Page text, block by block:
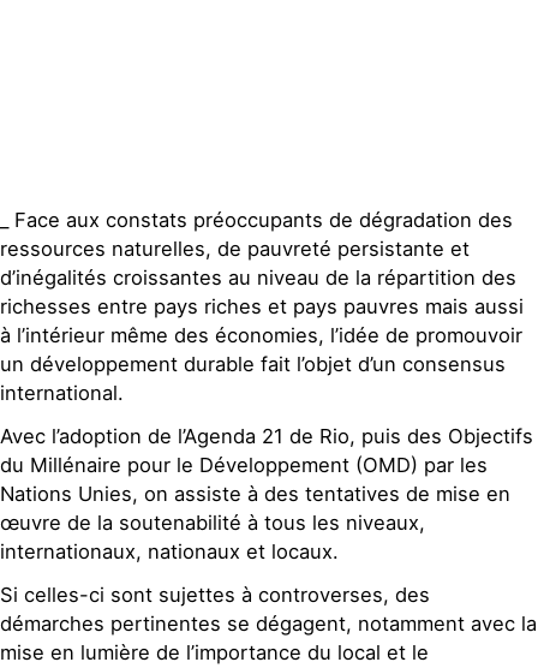
_ Face aux constats préoccupants de dégradation des
ressources naturelles, de pauvreté persistante et
d’inégalités croissantes au niveau de la répartition des
richesses entre pays riches et pays pauvres mais aussi
à l’intérieur même des économies, l’idée de promouvoir
un développement durable fait l’objet d’un consensus
international.
Avec l’adoption de l’Agenda 21 de Rio, puis des Objectifs
du Millénaire pour le Développement (OMD) par les
Nations Unies, on assiste à des tentatives de mise en
œuvre de la soutenabilité à tous les niveaux,
internationaux, nationaux et locaux.
Si celles-ci sont sujettes à controverses, des
démarches pertinentes se dégagent, notamment avec la
mise en lumière de l’importance du local et le